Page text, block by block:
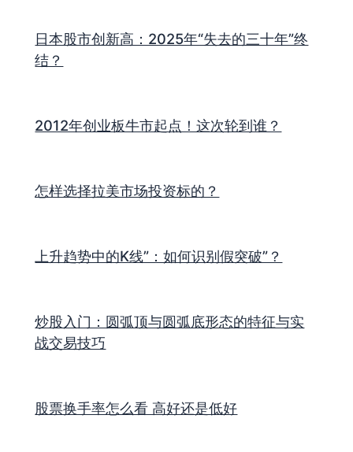
日本股市创新高：2025年“失去的三十年”终
结？
2012年创业板牛市起点！这次轮到谁？
怎样选择拉美市场投资标的？
上升趋势中的K线”：如何识别假突破”？
炒股入门：圆弧顶与圆弧底形态的特征与实
战交易技巧
股票换手率怎么看 高好还是低好